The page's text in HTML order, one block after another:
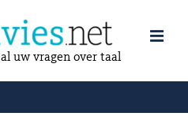
uw vragen over taal